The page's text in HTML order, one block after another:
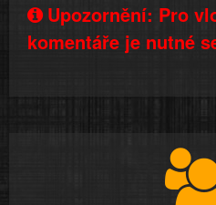
Upozornění: Pro
komentáře je nutné